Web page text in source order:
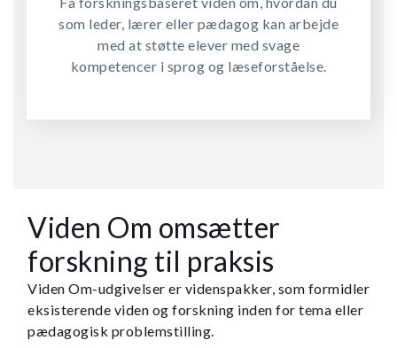
som leder, lærer eller pædagog kan arbejde
med at støtte elever med svage
kompetencer i sprog og læseforståelse.
Viden Om omsætter
forskning til praksis
Viden Om-udgivelser er videnspakker, som formidler
eksisterende viden og forskning inden for tema eller
pædagogisk problemstilling.